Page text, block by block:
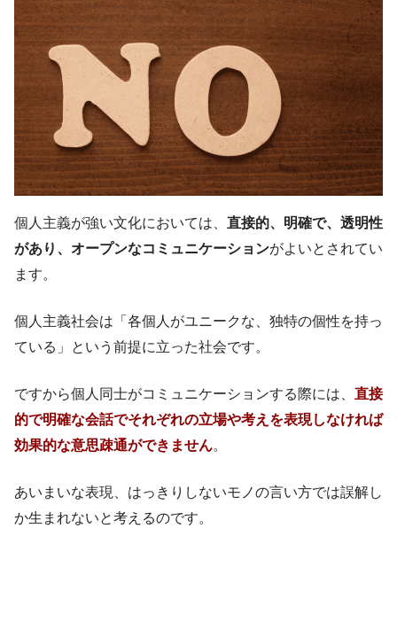
個人主義が強い文化においては、 直接的、明確で、透明性
があり、オープンなコミュニケーションがよいとされてい
ます。
個人主義社会は「各個人がユニークな、独特の個性を持っ
ている」という前提に立った社会です。
ですから個人同士がコミュニケーションする際には、 直接
的で明確な会話でそれぞれの立場や考えを表現しなければ
効果的な意思疎通ができません。
あいまいな表現、はっきりしないモノの言い方では誤解し
か生まれないと考えるのです。